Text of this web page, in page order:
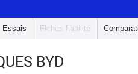
Essais Fiches fiabilité
BYD